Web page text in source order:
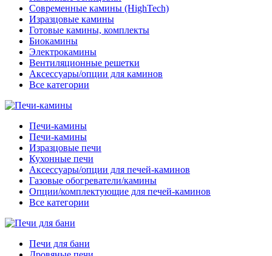
Современные камины (HighTech)
Изразцовые камины
Готовые камины, комплекты
Биокамины
Электрокамины
Вентиляционные решетки
Аксессуары/опции для каминов
Все категории
Печи-камины
Печи-камины
Изразцовые печи
Кухонные печи
Аксессуары/опции для печей-каминов
Газовые обогреватели/камины
Опции/комплектующие для печей-каминов
Все категории
Печи для бани